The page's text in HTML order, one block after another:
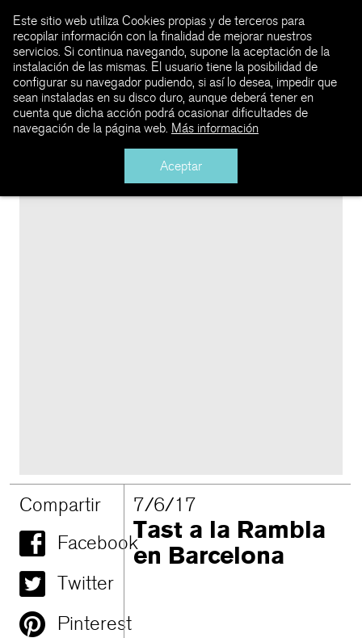
Compartir
Facebook
Twitter
Pinterest
7/6/17
Tast a la Rambla
en Barcelona
Este sitio web utiliza Cookies propias y de terceros para
recopilar información con la finalidad de mejorar nuestros
servicios. Si continua navegando, supone la aceptación de la
instalación de las mismas. El usuario tiene la posibilidad de
configurar su navegador pudiendo, si así lo desea, impedir que
sean instaladas en su disco duro, aunque deberá tener en
cuenta que dicha acción podrá ocasionar dificultades de
navegación de la página web. Más información
Aceptar